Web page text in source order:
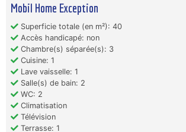
Mobil Home Exception
Superficie totale (en m²): 40
Accès handicapé: non
Chambre(s) séparée(s): 3
Cuisine: 1
Lave vaisselle: 1
Salle(s) de bain: 2
WC: 2
Climatisation
Télévision
Terrasse: 1